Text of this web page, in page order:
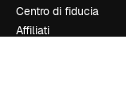
Centro di fiducia
Affiliati